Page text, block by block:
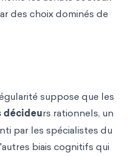
des choix dominés de
suppose que les
décideurs rationnels, un
par les spécialistes du
biais cognitifs qui